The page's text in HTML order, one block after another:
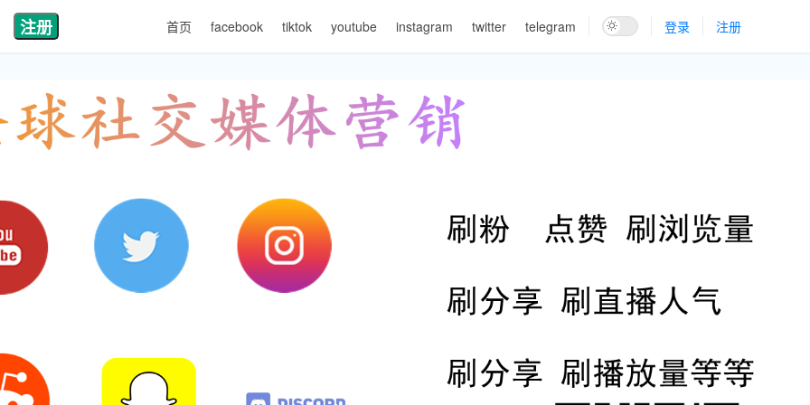
注册 首页 facebook tiktok youtube instagram twitter telegram 登录 注册